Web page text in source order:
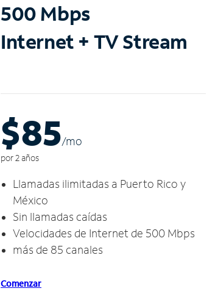
500 Mbps
Internet + TV Stream
$85/mo
por 2 años
Llamadas ilimitadas a Puerto Rico y
México
Sin llamadas caídas
Velocidades de Internet de 500 Mbps
más de 85 canales
Comenzar